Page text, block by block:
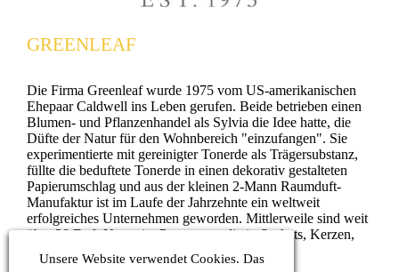
GREENLEAF
Die Firma Greenleaf wurde 1975 vom US-amerikanischen
Ehepaar Caldwell ins Leben gerufen. Beide betrieben einen
Blumen- und Pflanzenhandel als Sylvia die Idee hatte, die
Düfte der Natur für den Wohnbereich "einzufangen". Sie
experimentierte mit gereinigter Tonerde als Trägersubstanz,
füllte die beduftete Tonerde in einen dekorativ gestalteten
Papierumschlag und aus der kleinen 2-Mann Raumduft-
Manufaktur ist im Laufe der Jahrzehnte ein weltweit
erfolgreiches Unternehmen geworden. Mittlerweile sind weit
über 20 Duft-Noten im Programm, die in Sachets, Kerzen,
Unsere Website verwendet Cookies. Das